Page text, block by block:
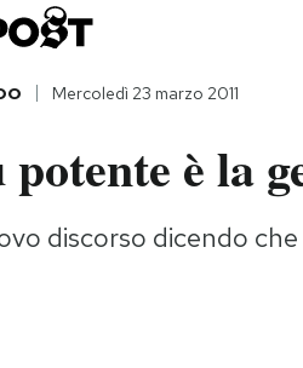
Mercoledì 23 marzo 2011
è la
discorso dicendo che